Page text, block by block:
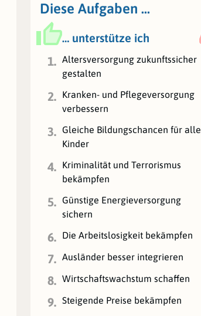
Diese Aufgaben …
… unterstütze ich
1. Altersversorgung zukunftssicher
gestalten
2.
Kranken- und Pflegeversorgung
verbessern
3.
Gleiche Bildungschancen für alle
Kinder
4.
Kriminalität und Terrorismus
bekämpfen
5.
Günstige Energieversorgung
sichern
6. Die Arbeitslosigkeit bekämpfen
7. Ausländer besser integrieren
8. Wirtschaftswachstum schaffen
9. Steigende Preise bekämpfen